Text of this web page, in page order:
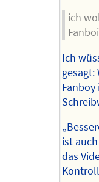
ich
Ich
gesagt:
ist
das